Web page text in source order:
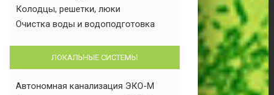
Колодцы, решетки, люки
Очистка воды и водоподготовка
ЛОКАЛЬНЫЕ СИСТЕМЫ
Автономная канализация ЭКО-М